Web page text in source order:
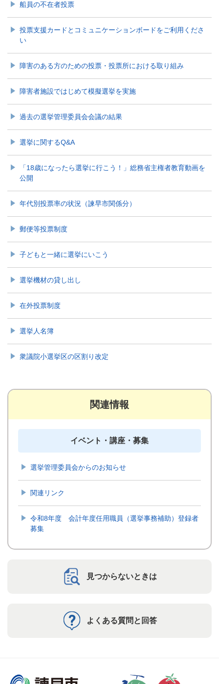
船員の不在者投票
投票支援カードとコミュニケーションボードをご利用くださ
い
障害のある方のための投票・投票所における取り組み
障害者施設ではじめて模擬選挙を実施
過去の選挙管理委員会会議の結果
選挙に関するQ&A
「18歳になったら選挙に行こう！」総務省主権者教育動画を
公開
年代別投票率の状況（諫早市関係分）
郵便等投票制度
子どもと一緒に選挙にいこう
選挙機材の貸し出し
在外投票制度
選挙人名簿
衆議院小選挙区の区割り改定
関連情報
イベント・講座・募集
選挙管理委員会からのお知らせ
関連リンク
令和8年度 会計年度任用職員（選挙事務補助）登録者
募集
見つからないときは
よくある質問と回答